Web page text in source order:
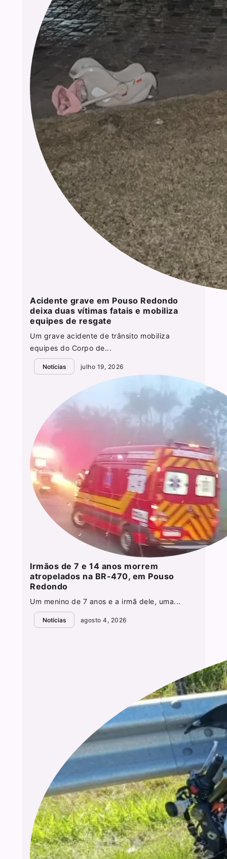
Acidente grave em Pouso Redondo
deixa duas vítimas fatais e mobiliza
equipes de resgate
Um grave acidente de trânsito mobiliza
equipes do Corpo de...
Notícias julho 19, 2026
Irmãos de 7 e 14 anos morrem
atropelados na BR-470, em Pouso
Redondo
Um menino de 7 anos e a irmã dele, uma...
Notícias agosto 4, 2026